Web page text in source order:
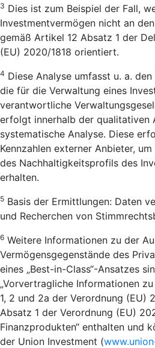
3 Dies ist zum Beispiel der Fall,
Investmentvermögen nicht an
gemäß Artikel 12 Absatz 1 der
(EU) 2020/1818 orientiert.
4 Diese Analyse umfasst u. a.
die für die Verwaltung eines
verantwortliche
erfolgt innerhalb der qualitativen
systematische Analyse. Diese
Kennzahlen externer Anbieter,
des Nachhaltigkeitsprofils des
erhalten.
5 Basis der Ermittlungen: Daten
und Recherchen von
6 Weitere Informationen zu der
Vermögensgegenstände des
eines „Best-in-Class“-Ansatzes
„Vorvertragliche Informationen
1, 2 und 2a der Verordnung (EU)
Absatz 1 der Verordnung (EU)
Finanzprodukten“ enthalten und
der Union Investment (